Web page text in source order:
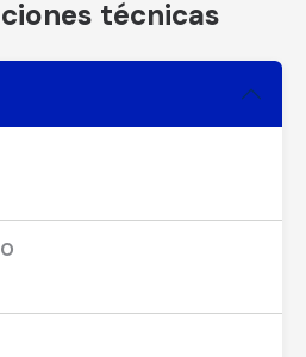
técnicas